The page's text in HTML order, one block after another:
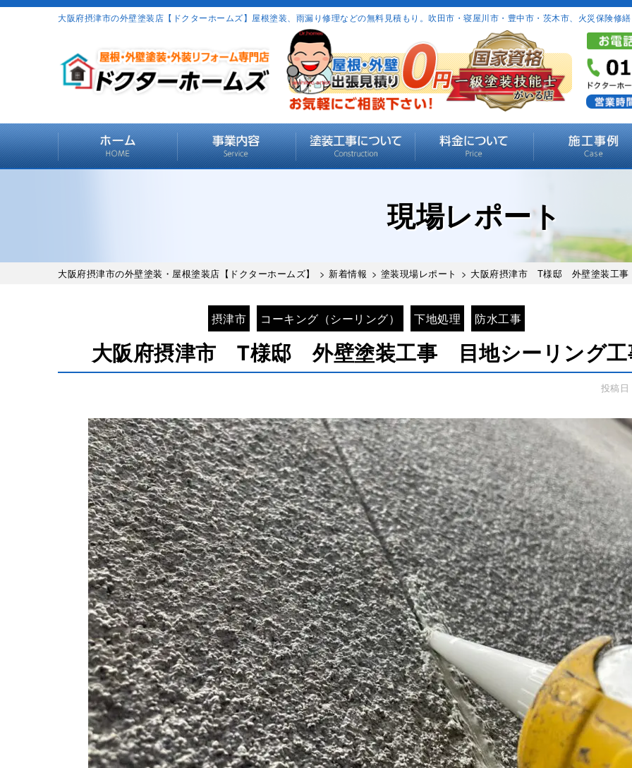
大阪府摂津市の外壁塗装店【ドクターホームズ】屋根塗装、雨漏り修理などの無料見積もり。吹田市・寝屋川市・豊中市・茨木市、火災保険修
現場レポート
大阪府摂津市の外壁塗装・屋根塗装店【ドクターホームズ】 > 新着情報 > 塗装現場レポート > 大阪府摂津市 T様邸 外壁塗装工
摂津市 コーキング（シーリング） 下地処理 防水工事
大阪府摂津市 T様邸 外壁塗装工事 目地シーリング工
投稿